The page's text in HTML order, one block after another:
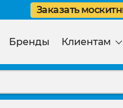
Заказать
Бренды Клиентам